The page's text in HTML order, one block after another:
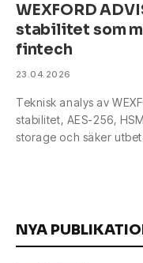
WEXFORD
stabilitet som
fintech
23.04.2026
Teknisk analys av
stabilitet, AES-256,
storage och säker
NYA